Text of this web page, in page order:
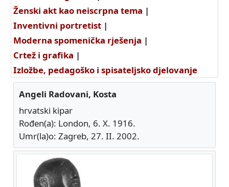
Ženski akt kao neiscrpna tema |
Inventivni portretist |
Moderna spomenička rješenja |
Crtež i grafika |
Izložbe, pedagoško i spisateljsko djelovanje
Angeli Radovani, Kosta
hrvatski kipar
Rođen(a): London, 6. X. 1916.
Umr(la)o: Zagreb, 27. II. 2002.